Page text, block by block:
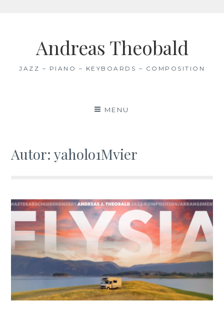
Andreas Theobald
JAZZ – PIANO – KEYBOARDS – COMPOSITION
MENU
Autor:yaholo1Mvier